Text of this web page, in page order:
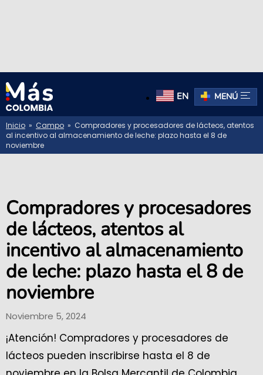
EN MENÚ
Inicio » Campo » Compradores y procesadores de lácteos, atentos
al incentivo al almacenamiento de leche: plazo hasta el 8 de
noviembre
Compradores y procesadores
de lácteos, atentos al
incentivo al almacenamiento
de leche: plazo hasta el 8 de
noviembre
Noviembre 5, 2024
¡Atención! Compradores y procesadores de
lácteos pueden inscribirse hasta el 8 de